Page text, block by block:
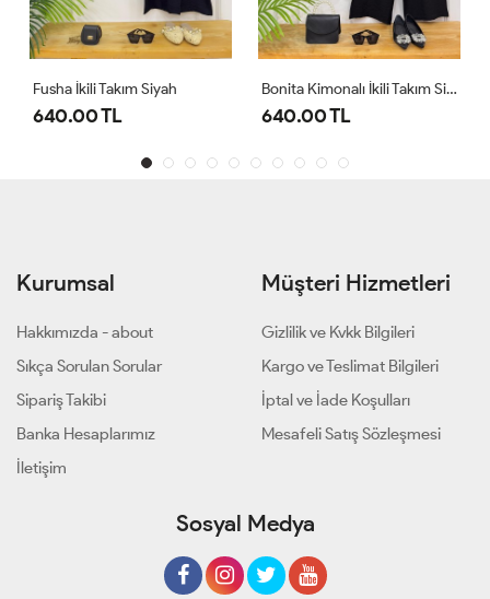
Fusha İkili Takım Siyah
640.00 TL
Bonita Kimonalı İkili Takım Siyah
640.00 TL
Kurumsal
Hakkımızda - about
Sıkça Sorulan Sorular
Sipariş Takibi
Banka Hesaplarımız
İletişim
Müşteri Hizmetleri
Gizlilik ve Kvkk Bilgileri
Kargo ve Teslimat Bilgileri
İptal ve İade Koşulları
Mesafeli Satış Sözleşmesi
Sosyal Medya